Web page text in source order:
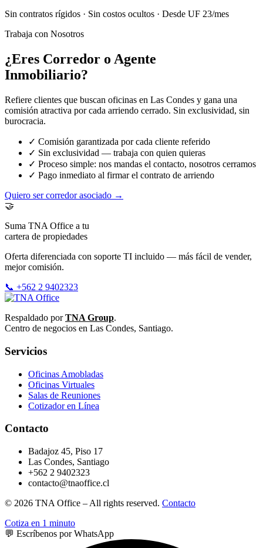
Sin contratos rígidos · Sin costos ocultos · Desde UF 23/mes
Trabaja con Nosotros
¿Eres Corredor o Agente
Inmobiliario?
Refiere clientes que buscan oficinas en Las Condes y gana una
comisión atractiva por cada arriendo cerrado. Sin exclusividad, sin
burocracia.
✓ Comisión garantizada por cada cliente referido
✓ Sin exclusividad — trabaja con quien quieras
✓ Proceso simple: nos mandas el contacto, nosotros cerramos
✓ Pago inmediato al firmar el contrato de arriendo
Quiero ser corredor asociado →
🤝
Suma TNA Office a tu
cartera de propiedades
Oferta diferenciada con soporte TI incluido — más fácil de vender,
mejor comisión.
📞 +562 2 9402323
Respaldado porTNA Group.
Centro de negocios en Las Condes, Santiago.
Servicios
Oficinas Amobladas
Oficinas Virtuales
Salas de Reuniones
Cotizador en Línea
Contacto
Badajoz 45, Piso 17
Las Condes, Santiago
+562 2 9402323
contacto@tnaoffice.cl
© 2026 TNA Office – All rights reserved. Contacto
Cotiza en 1 minuto
💬 Escríbenos por WhatsApp